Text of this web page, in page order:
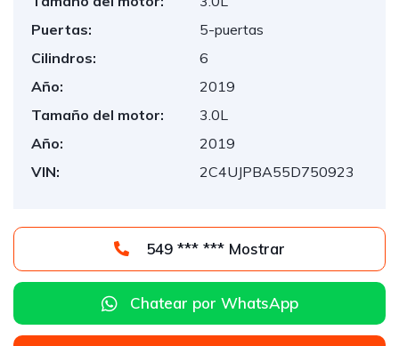
Puertas:
5-puertas
Cilindros:
6
Año:
2019
Tamaño del motor:
3.0L
Año:
2019
VIN:
2C4UJPBA55D750923
549 *** *** Mostrar
Chatear por WhatsApp